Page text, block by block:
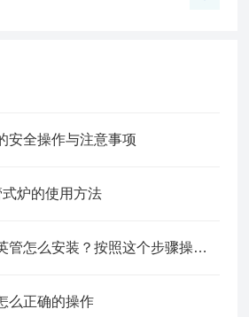
安全操作与注意事项
炉的使用方法
真空小管式炉的石英管怎么安装？按照这个步骤操作就行！
么正确的操作